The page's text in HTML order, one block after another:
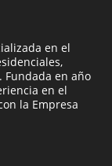
en el
Fundada en año
en el
la Empresa